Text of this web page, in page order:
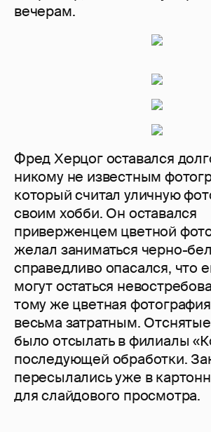
вечерам.
Фред Херцог оставался
никому не известным
который считал уличную
своим хобби. Он оставался
приверженцем цветной
желал заниматься черно-
справедливо опасался, что
могут остаться
тому же цветная
весьма затратным.
было отсылать в филиалы
последующей обработки.
пересылались уже в
для слайдового просмотра.